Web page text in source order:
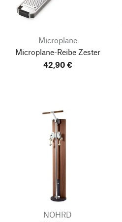
Microplane
Microplane-Reibe Zester
42,90 €
NOHRD